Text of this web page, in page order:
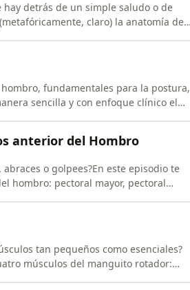
detrás de un simple saludo o de
claro) la anatomía del
fundamentales para la postura,
sencilla y con enfoque clínico el
anterior del Hombro
o golpees?En este episodio te
hombro: pectoral mayor, pectoral
tan pequeños como esenciales?
músculos del manguito rotador: